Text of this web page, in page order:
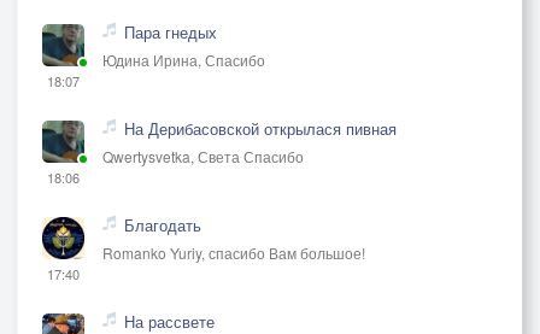
18:07
Пара гнедых
Юдина Ирина, Спасибо
18:06
На Дерибасовской открылася пивная
Qwertysvetka, Света Спасибо
17:40
Благодать
Romanko Yuriy, спасибо Вам большое!
На рассвете